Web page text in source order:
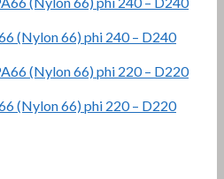
(Nylon 66) phi 240 – D240
(Nylon 66) phi 220 – D220